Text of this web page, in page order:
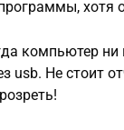
хотя
компьютер ни
usb. Не стоит